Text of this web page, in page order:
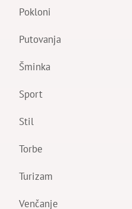
Pokloni
Putovanja
Šminka
Sport
Stil
Torbe
Turizam
Venčanje